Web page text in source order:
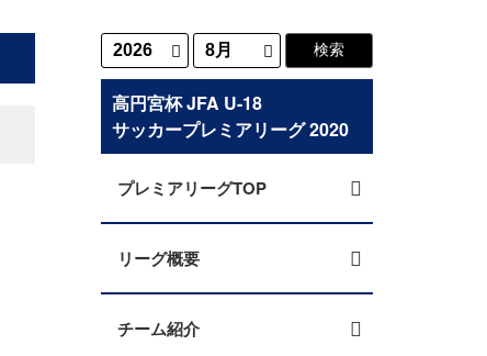
高円宮杯 JFA U-18
サッカープレミアリーグ 2020
プレミアリーグTOP
リーグ概要
チーム紹介